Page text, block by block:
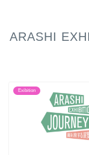
ARASHI
Exibition